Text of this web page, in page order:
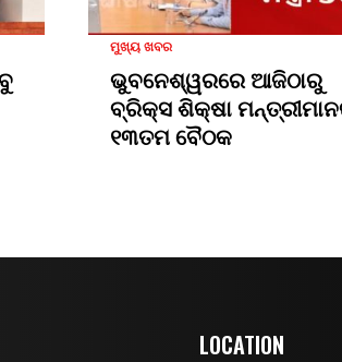
ମୁଖ୍ୟ ଖବର
ଭୁବନେଶ୍ୱରରେ ଆଜିଠାରୁ
ବ୍ରିକ୍ସ ଶିକ୍ଷା
୧୩ତମ ବୈଠକ
LOCATION